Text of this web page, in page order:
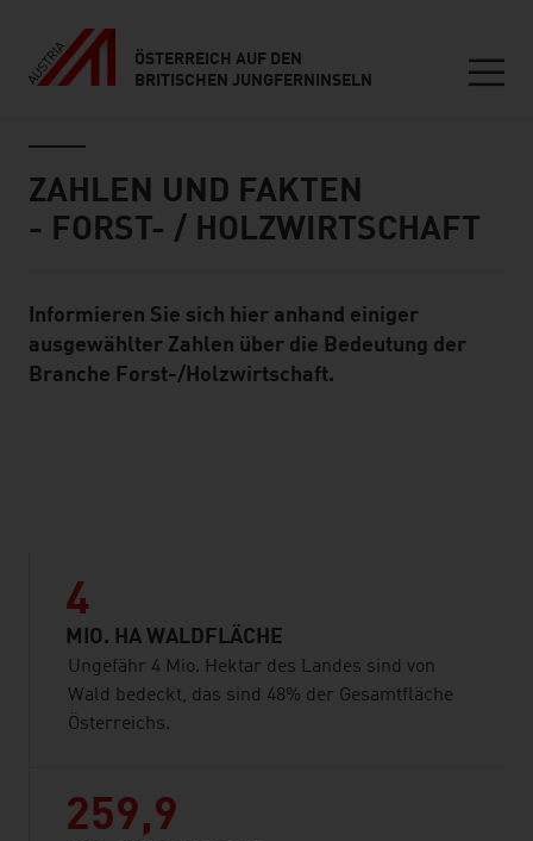
ÖSTERREICH AUF DEN
BRITISCHEN JUNGFERNINSELN
ZAHLEN UND FAKTEN
- FORST- / HOLZWIRTSCHAFT
Standard Content Module
Informieren Sie sich hier anhand einiger
ausgewählter Zahlen über die Bedeutung der
Branche Forst-/Holzwirtschaft.
4
MIO. HA WALDFLÄCHE
Ungefähr 4 Mio. Hektar des Landes sind von
Wald bedeckt, das sind 48% der Gesamtfläche
Österreichs.
259,9